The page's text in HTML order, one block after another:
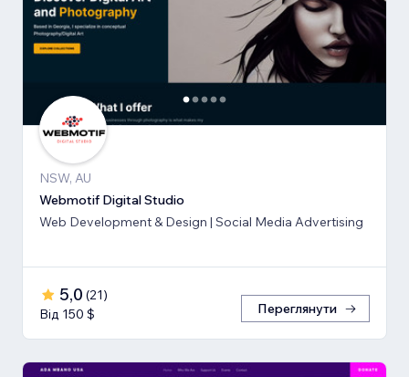
NSW, AU
Webmotif Digital Studio
Web Development & Design | Social Media Advertising
5,0 (21)
Від 150 $
Переглянути